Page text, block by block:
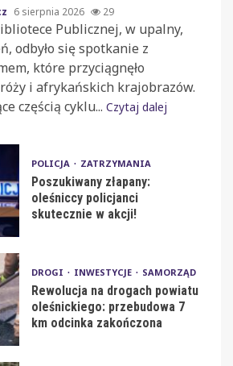
6 sierpnia 2026 29
Publicznej, w upalny,
odbyło się spotkanie z
które przyciągnęło
i afrykańskich krajobrazów.
częścią cyklu... Czytaj dalej
POLICJA ZATRZYMANIA
Poszukiwany złapany:
oleśniccy policjanci
skutecznie w akcji!
DROGI INWESTYCJE SAMORZĄD
Rewolucja na drogach powiatu
oleśnickiego: przebudowa 7
km odcinka zakończona